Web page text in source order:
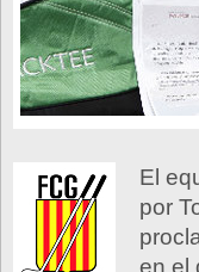
El
por
en el